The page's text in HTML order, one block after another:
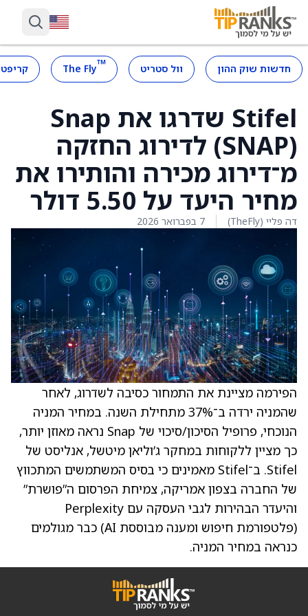
חדשות שוק ההון וול סטריט ™
The Fly
Stifel שדרגו את Snap
(SNAP) לדירוג החזקה
מ־דירוג מכירה והותירו את
מחיר היעד על 5.50 דולר
דה פליי (TheFly) 7 בפברואר 2026
הפירמה מציינת את התמחור כסיבה לשדרוג, לאחר
שהמניה ירדה ב־37% מתחילת השנה. במחיר המניה
הנוכחי, פרופיל הסיכון/סיכוי של Snap נראה מאוזן יותר,
כך מציין ללקוחות במחקר ג’וליאן מיטשל, אנליסט של
Stifel. ב־Stifel מאמינים כי בסיס המשתמשים המתכווץ
של החברה בצפון אמריקה, צמיחת הפרסום ה”פושרת”
והיעדר הבהירות לגבי העסקה עם Perplexity
(פלטפורמת חיפוש ומענה מבוססת AI) כבר מגולמים
כנראה במחיר המניה.